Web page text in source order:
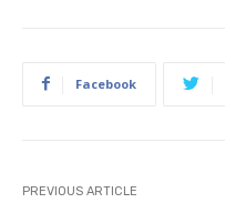
Facebook
PREVIOUS ARTICLE